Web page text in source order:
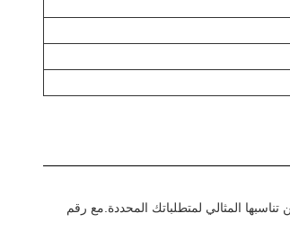
المثالي لمتطلباتك المحددة.مع رقم